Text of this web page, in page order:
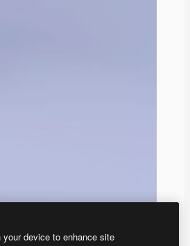
device to enhance site